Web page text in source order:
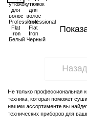
Назад
Не только профессиональная
техника, которая поможет
нашем ассортименте вы
технических приборов для